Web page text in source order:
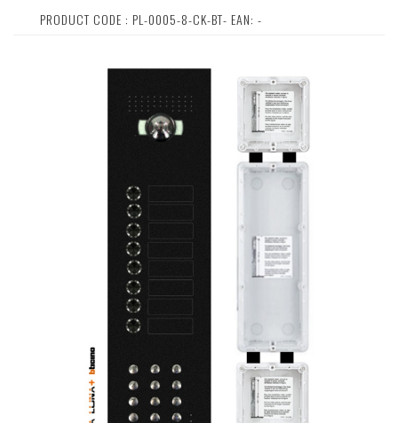
PRODUCT CODE : PL-0005-8-CK-BT- EAN: -